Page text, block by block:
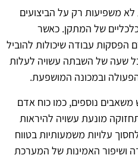
משפיעות רק על הביצועים
של המתקן. כאשר
הפסקות עבודה שיכולות להוביל
שעה של השבתה עשויה לעלות
ובמכונה המושפעת.
משאבים נוספים, כמו כוח אדם
מונעת עשויה להיראות
עלויות משמעותיות בטווח
ושיפור האמינות של המערכת